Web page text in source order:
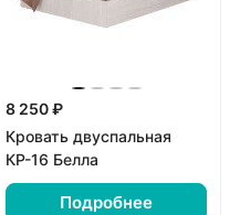
8 250 ₽
Кровать двуспальная
КР-16 Белла
Подробнее